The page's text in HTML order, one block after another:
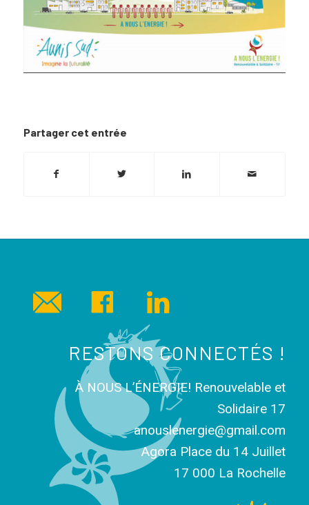
Partager cet entrée
RESTONS CONNECTÉS !
À NOUS L’ÉNERGIE! Renouvelable et
Solidaire 17
anouslenergie@gmail.com
Agora Place du 14 Juillet
17 000 La Rochelle